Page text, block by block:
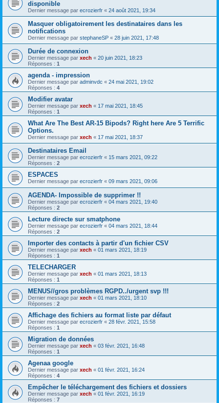
disponible
Dernier message par ecrozierfr « 24 août 2021, 19:34
Masquer obligatoirement les destinataires dans les
notifications
Dernier message par stephaneSP « 28 juin 2021, 17:48
Durée de connexion
Dernier message par xech « 20 juin 2021, 18:23
Réponses : 1
agenda - impression
Dernier message par adminvdc « 24 mai 2021, 19:02
Réponses : 4
Modifier avatar
Dernier message par xech « 17 mai 2021, 18:45
Réponses : 1
What Are The Best AR-15 Bipods? Right here Are 5 Terrific
Options.
Dernier message par xech « 17 mai 2021, 18:37
Destinataires Email
Dernier message par ecrozierfr « 15 mars 2021, 09:22
Réponses : 2
ESPACES
Dernier message par ecrozierfr « 09 mars 2021, 09:06
AGENDA- Impossible de supprimer !!
Dernier message par ecrozierfr « 04 mars 2021, 19:40
Réponses : 2
Lecture directe sur smatphone
Dernier message par ecrozierfr « 04 mars 2021, 18:44
Réponses : 2
Importer des contacts à partir d'un fichier CSV
Dernier message par xech « 01 mars 2021, 18:19
Réponses : 1
TELECHARGER
Dernier message par xech « 01 mars 2021, 18:13
Réponses : 1
MENUS//gros problèmes RGPD../urgent svp !!!
Dernier message par xech « 01 mars 2021, 18:10
Réponses : 2
Affichage des fichiers au format liste par défaut
Dernier message par ecrozierfr « 28 févr. 2021, 15:58
Réponses : 1
Migration de données
Dernier message par xech « 03 févr. 2021, 16:48
Réponses : 1
Agenaa google
Dernier message par xech « 01 févr. 2021, 16:24
Réponses : 4
Empêcher le téléchargement des fichiers et dossiers
Dernier message par xech « 01 févr. 2021, 16:19
Réponses : 7